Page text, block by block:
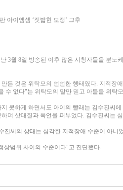
아이엠셈 ‘짓밟힌 모정’ 그후
3월 8일 방송된 이후 많은 시청자들을 분노
든 것은 위탁모의 뻔뻔한 행태였다. 지적장
수 없다"는 위탁모의 말만 믿고 아들을 위탁
못하게 하면서도 아이의 빨래는 김수진씨
며 삿대질과 폭언을 퍼부었다. 김수진씨는
진씨의 상태는 심각한 지적장애 수준이 아니
상범위 사이의 수준이다"고 진단했다.